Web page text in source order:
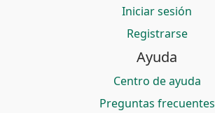
Iniciar sesión
Registrarse
Ayuda
Centro de ayuda
Preguntas frecuentes